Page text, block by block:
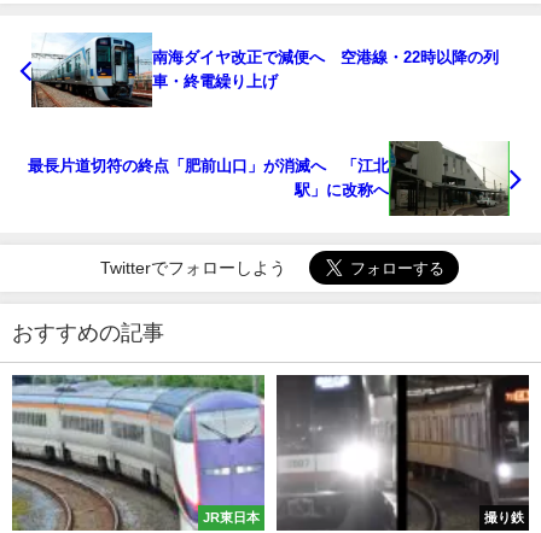
南海ダイヤ改正で減便へ 空港線・22時以降の列
車・終電繰り上げ
最長片道切符の終点「肥前山口」が消滅へ 「江北
駅」に改称へ
Twitterでフォローしよう
おすすめの記事
JR東日本 撮り鉄